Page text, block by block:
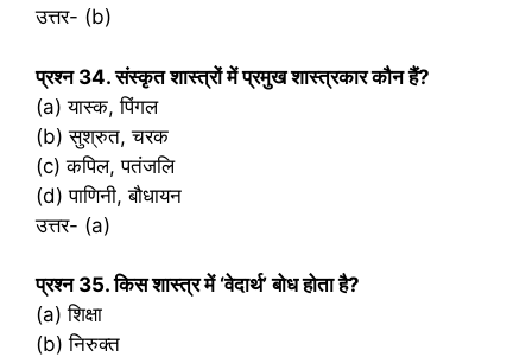
उत्तर- (b)
प्रश्‍न 34. संस्कृत शास्त्रों में प्रमुख शास्त्रकार कौन हैं?
(a) यास्क, पिंगल
(b) सुश्रुत, चरक
(c) कपिल, पतंजलि
(d) पाणिनी, बौधायन
उत्तर- (a)
प्रश्‍न 35. किस शास्त्र में ‘वेदार्थ’ बोध होता है?
(a) शिक्षा
(b) निरुक्त